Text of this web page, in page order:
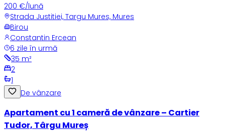
200 €/lună
Strada Justitiei, Targu Mures, Mures
Birou
Constantin Ercean
6 zile în urmă
35 m²
2
1
De vânzare
Apartament cu 1 cameră de vânzare – Cartier
Tudor, Târgu Mureș